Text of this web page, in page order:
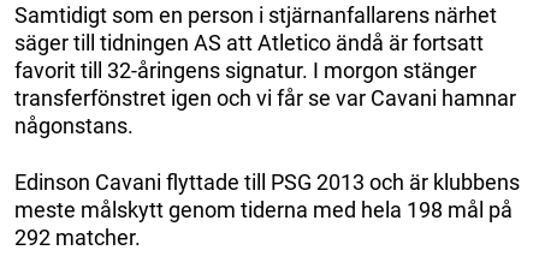
Samtidigt som en person i stjärnanfallarens närhet
säger till tidningen AS att Atletico ändå är fortsatt
favorit till 32-åringens signatur. I morgon stänger
transferfönstret igen och vi får se var Cavani hamnar
någonstans.
Edinson Cavani flyttade till PSG 2013 och är klubbens
meste målskytt genom tiderna med hela 198 mål på
292 matcher.